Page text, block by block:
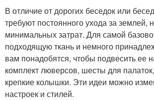
В отличие от дорогих беседок или
требуют постоянного ухода за землей,
минимальных затрат. Для самой
подходящую ткань и немного
вам понадобятся, чтобы подвесить ее
комплект люверсов, шесты для
крепкие колышки. Эти идеи можно
настроек и стилей.